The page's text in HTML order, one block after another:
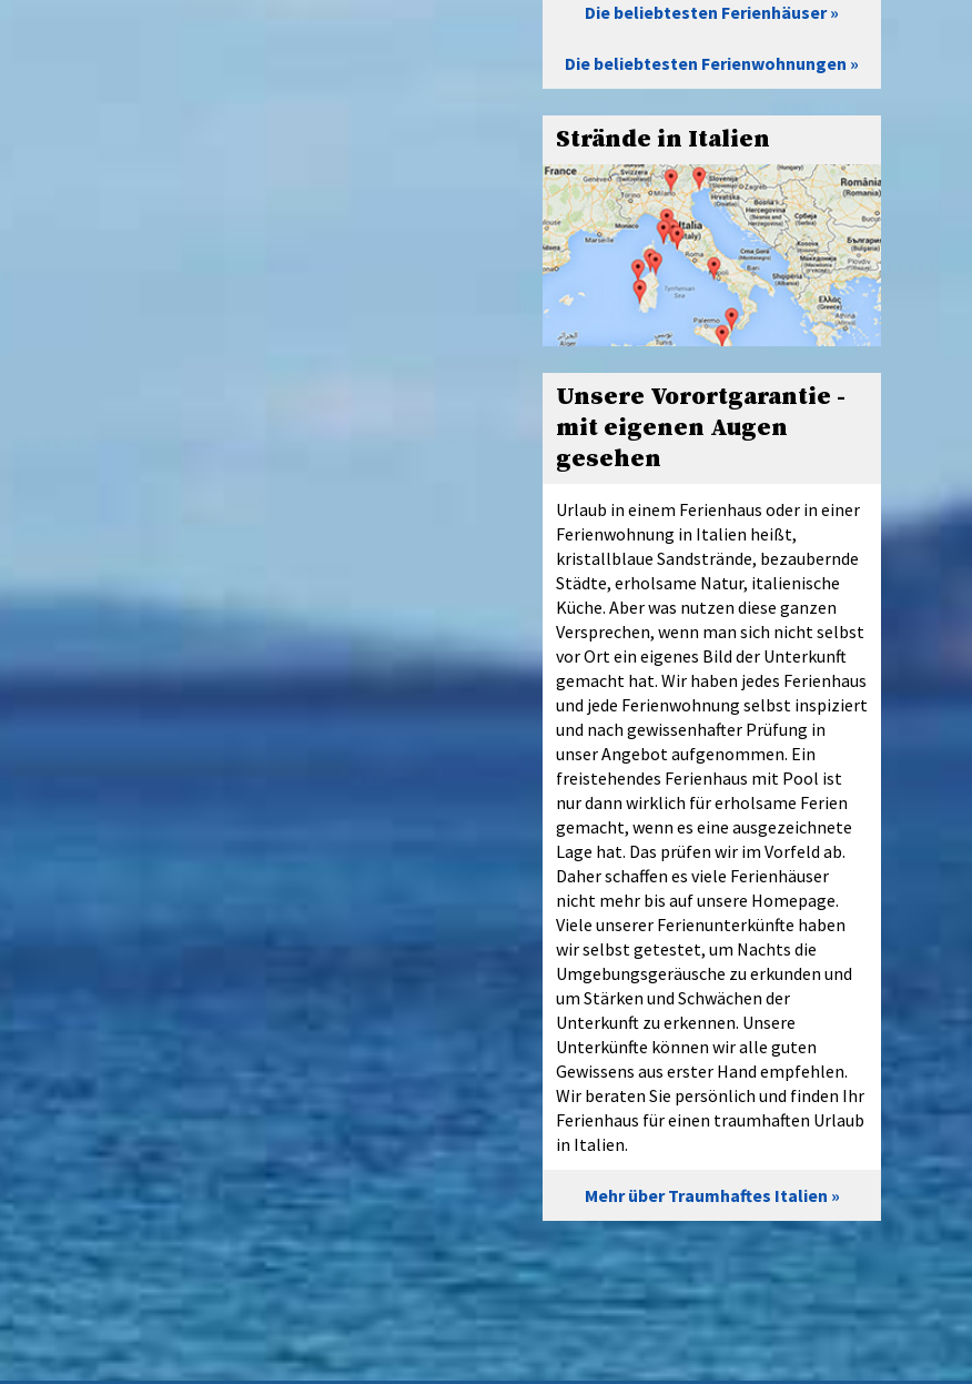
Die beliebtesten Ferienhäuser
Die beliebtesten Ferienwohnungen
Strände in Italien
Unsere Vorortgarantie -
mit eigenen Augen
gesehen
Urlaub in einem Ferienhaus oder in einer
Ferienwohnung in Italien heißt,
kristallblaue Sandstrände, bezaubernde
Städte, erholsame Natur, italienische
Küche. Aber was nutzen diese ganzen
Versprechen, wenn man sich nicht selbst
vor Ort ein eigenes Bild der Unterkunft
gemacht hat. Wir haben jedes Ferienhaus
und jede Ferienwohnung selbst inspiziert
und nach gewissenhafter Prüfung in
unser Angebot aufgenommen. Ein
freistehendes Ferienhaus mit Pool ist
nur dann wirklich für erholsame Ferien
gemacht, wenn es eine ausgezeichnete
Lage hat. Das prüfen wir im Vorfeld ab.
Daher schaffen es viele Ferienhäuser
nicht mehr bis auf unsere Homepage.
Viele unserer Ferienunterkünfte haben
wir selbst getestet, um Nachts die
Umgebungsgeräusche zu erkunden und
um Stärken und Schwächen der
Unterkunft zu erkennen. Unsere
Unterkünfte können wir alle guten
Gewissens aus erster Hand empfehlen.
Wir beraten Sie persönlich und finden Ihr
Ferienhaus für einen traumhaften Urlaub
in Italien.
Mehr über Traumhaftes Italien